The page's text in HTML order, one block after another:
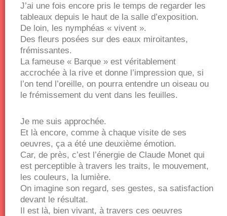
J’ai une fois encore pris le temps de regarder les
tableaux depuis le haut de la salle d’exposition.
De loin, les nymphéas « vivent ».
Des fleurs posées sur des eaux miroitantes,
frémissantes.
La fameuse « Barque » est véritablement
accrochée à la rive et donne l’impression que, si
l’on tend l’oreille, on pourra entendre un oiseau ou
le frémissement du vent dans les feuilles.
Je me suis approchée.
Et là encore, comme à chaque visite de ses
oeuvres, ça a été une deuxième émotion.
Car, de près, c’est l’énergie de Claude Monet qui
est perceptible à travers les traits, le mouvement,
les couleurs, la lumière.
On imagine son regard, ses gestes, sa satisfaction
devant le résultat.
Il est là, bien vivant, à travers ces oeuvres